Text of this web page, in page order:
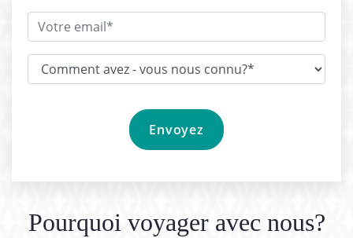
Pourquoi voyager avec nous?